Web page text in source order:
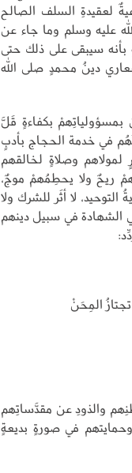
لعقيدةِ السلف الصالح
عليه وسلم وما جاء عن
بأنه سيبقى على ذلك حتى
دينُ محمدٍ صلى الله
بمسؤولياتِهمْ بكفاءةٍ قَلَّ
في خدمة الحجاج بأدبٍ
وصلاةٍ لخالقهم
ريحٌ ولا يحطِمُهمْ موجٌ،
لا أثَر للشرك ولا
الشهادة في سبيل دينهم
المِحَنْ
والذودِ عن مقدَّساتِهم
في صورةٍ بديعةٍ